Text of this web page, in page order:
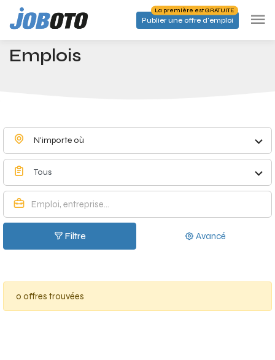
Skip to main content
Publier une offre d'emploi
La première est GRATUITE
Accueil Emplois à Hives - Joboto
Emplois
N'importe où
Tous
Filtre Avancé
0 offres trouvées